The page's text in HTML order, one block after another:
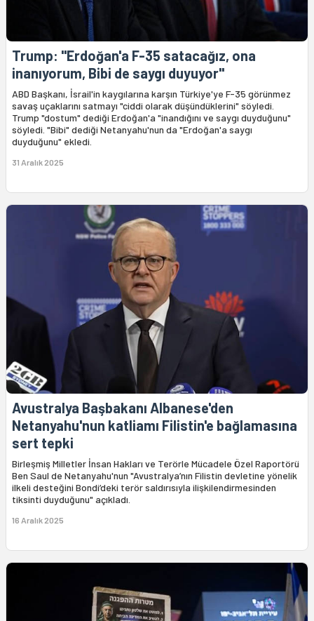
Trump: "Erdoğan'a F-35 satacağız, ona
inanıyorum, Bibi de saygı duyuyor"
ABD Başkanı, İsrail'in kaygılarına karşın Türkiye'ye F-35 görünmez
savaş uçaklarını satmayı "ciddi olarak düşündüklerini" söyledi.
Trump "dostum" dediği Erdoğan'a "inandığını ve saygı duyduğunu"
söyledi. "Bibi" dediği Netanyahu'nun da "Erdoğan'a saygı
duyduğunu" ekledi.
31 Aralık 2025
Avustralya Başbakanı Albanese'den
Netanyahu'nun katliamı Filistin'e bağlamasına
sert tepki
Birleşmiş Milletler İnsan Hakları ve Terörle Mücadele Özel Raportörü
Ben Saul de Netanyahu'nun "Avustralya’nın Filistin devletine yönelik
ilkeli desteğini Bondi’deki terör saldırısıyla ilişkilendirmesinden
tiksinti duyduğunu" açıkladı.
16 Aralık 2025